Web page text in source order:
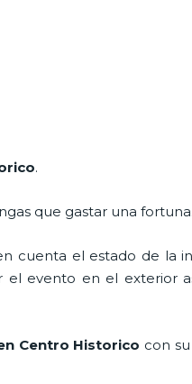
.
que gastar una fortuna.
cuenta el estado de la
evento en el exterior
Centro Historico con